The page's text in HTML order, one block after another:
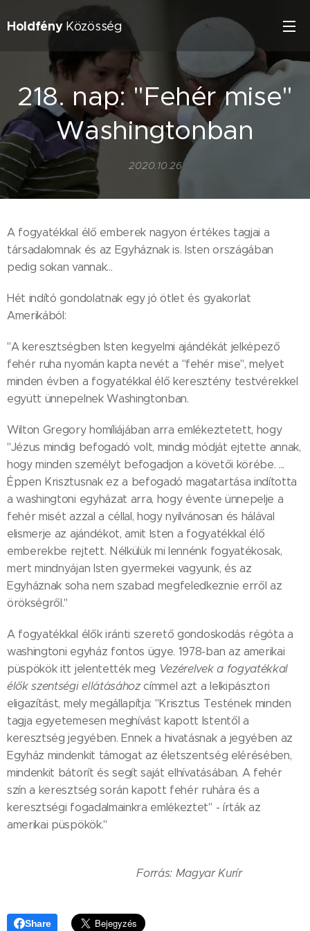
HoldfényKözösség
218. nap: "Fehér mise"
Washingtonban
2020.10.26
A fogyatékkal élő emberek nagyon értékes tagjai a
társadalomnak és az Egyháznak is. Isten országában
pedig sokan vannak...
Hét indító gondolatnak egy jó ötlet és gyakorlat
Amerikából:
"A keresztségben Isten kegyelmi ajándékát jelképező
fehér ruha nyomán kapta nevét a "fehér mise", melyet
minden évben a fogyatékkal élő keresztény testvérekkel
együtt ünnepelnek Washingtonban.
Wilton Gregory homíliájában arra emlékeztetett, hogy
"Jézus mindig befogadó volt, mindig módját ejtette annak,
hogy minden személyt befogadjon a követői körébe. ...
Éppen Krisztusnak ez a befogadó magatartása indította
a washingtoni egyházat arra, hogy évente ünnepelje a
fehér misét azzal a céllal, hogy nyilvánosan és hálával
elismerje az ajándékot, amit Isten a fogyatékkal élő
emberekbe rejtett. Nélkülük mi lennénk fogyatékosak,
mert mindnyájan Isten gyermekei vagyunk, és az
Egyháznak soha nem szabad megfeledkeznie erről az
örökségről."
A fogyatékkal élők iránti szerető gondoskodás régóta a
washingtoni egyház fontos ügye. 1978-ban az amerikai
püspökök itt jelentették meg Vezérelvek a fogyatékkal
élők szentségi ellátásáhozcímmel azt a lelkipásztori
eligazítást, mely megállapítja: "Krisztus Testének minden
tagja egyetemesen meghívást kapott Istentől a
keresztség jegyében. Ennek a hivatásnak a jegyében az
Egyház mindenkit támogat az életszentség elérésében,
mindenkit bátorít és segít saját elhívatásában. A fehér
szín a keresztség során kapott fehér ruhára és a
keresztségi fogadalmainkra emlékeztet" - írták az
amerikai püspökök."
Forrás: Magyar Kurír
Share